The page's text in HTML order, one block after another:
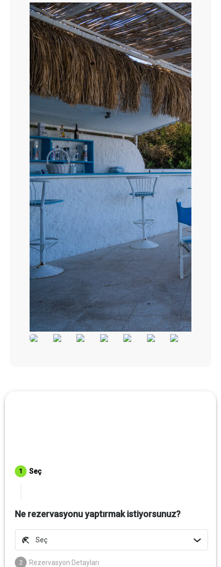
1 Seç
Ne rezervasyonu yaptırmak istiyorsunuz?
Seç
2 Rezervasyon Detayları